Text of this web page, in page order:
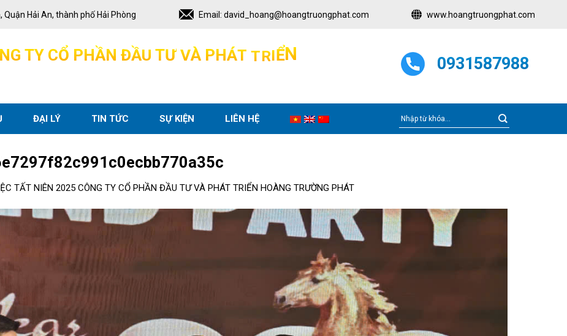
Hải An, thành phố Hải Phòng Email: david_hoang@hoangtruongphat.com www.hoangtruongphat.com
NG TY CỔ PHẦN ĐẦU TƯ VÀ PHÁT TRIỂN 0931587988
ĐẠI LÝ TIN TỨC SỰ KIỆN LIÊN HỆ
TẤT NIÊN 2025 CÔNG TY CỔ PHẦN ĐẦU TƯ VÀ PHÁT TRIỂN HOÀNG TRƯỜNG PHÁT